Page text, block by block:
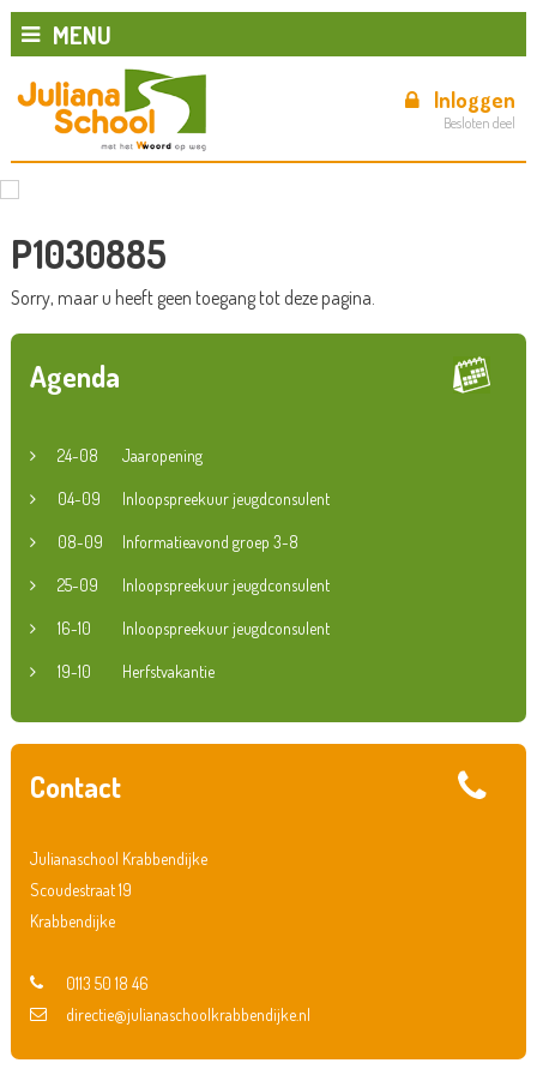
MENU
Inloggen
Besloten deel
P1030885
Sorry, maar u heeft geen toegang tot deze pagina.
Agenda
24-08 Jaaropening
04-09 Inloopspreekuur jeugdconsulent
08-09 Informatieavond groep 3-8
25-09 Inloopspreekuur jeugdconsulent
16-10 Inloopspreekuur jeugdconsulent
19-10 Herfstvakantie
Contact
Julianaschool Krabbendijke
Scoudestraat 19
Krabbendijke
0113 50 18 46
directie@julianaschoolkrabbendijke.nl